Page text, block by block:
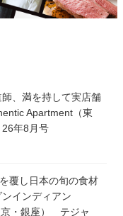
、満を持して実店舗
Apartment（東
年8月号
覆し日本の旬の食材
ンインディアン
京・銀座） テジャ